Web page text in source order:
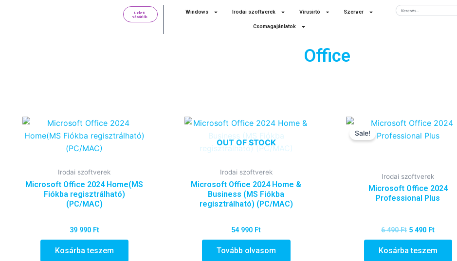
Üzleti
vásárlók
Windows Irodai szoftverek Vírusirtó Szerver
Csomagajánlatok
Keresés
Office
Irodai szoftverek
Microsoft Office 2024 Home(MS
Fiókba regisztrálható)
(PC/MAC)
39 990 Ft
Kosárba teszem
OUT OF STOCK
Irodai szoftverek
Microsoft Office 2024 Home &
Business (MS Fiókba
regisztrálható) (PC/MAC)
54 990 Ft
Tovább olvasom
Sale!
Irodai szoftverek
Microsoft Office 2024
Professional Plus
6 490Ft
Original
price
was:
5 490 Ft
Current
is:
Kosárba teszem